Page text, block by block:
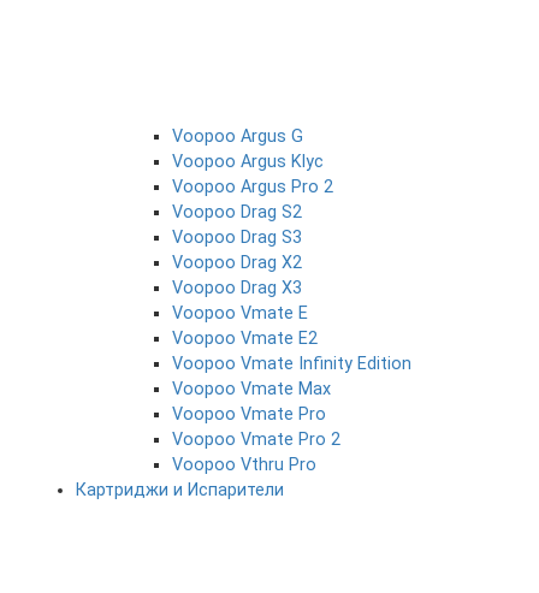
Voopoo Argus G
Voopoo Argus Klyc
Voopoo Argus Pro 2
Voopoo Drag S2
Voopoo Drag S3
Voopoo Drag X2
Voopoo Drag X3
Voopoo Vmate E
Voopoo Vmate E2
Voopoo Vmate Infinity Edition
Voopoo Vmate Max
Voopoo Vmate Pro
Voopoo Vmate Pro 2
Voopoo Vthru Pro
Картриджи и Испарители